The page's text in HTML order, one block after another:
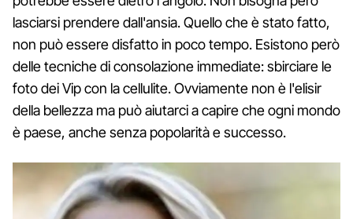
lasciarsi prendere dall'ansia. Quello che è stato fatto,
non può essere disfatto in poco tempo. Esistono però
delle tecniche di consolazione immediate: sbirciare le
foto dei Vip con la cellulite. Ovviamente non è l'elisir
della bellezza ma può aiutarci a capire che ogni mondo
è paese, anche senza popolarità e successo.